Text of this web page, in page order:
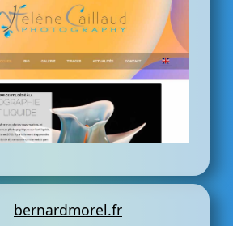
bernardmorel.fr